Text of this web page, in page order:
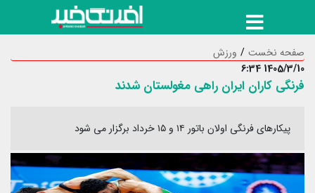
صفحه نخست
ورزش
1405/3/10 6:34
فرنگی کاران ایران راهی مغولستان شدند
پیکارهای فرنگی اولان باتور ۱۴ و ۱۵ خرداد برگزار می شود